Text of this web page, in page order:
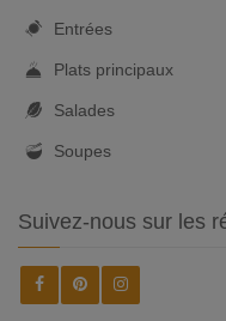
Entrées
Plats principaux
Salades
Soupes
Suivez-nous sur les